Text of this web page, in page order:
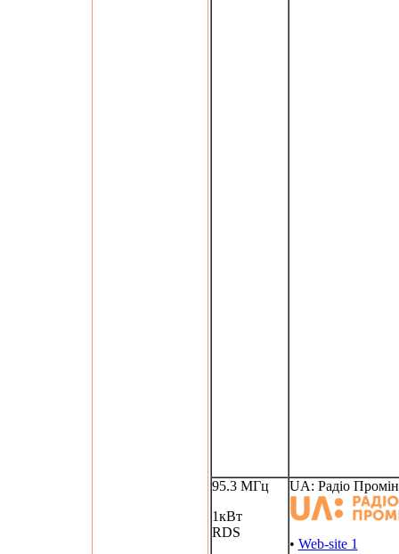
95.3 МГц
1кВт
RDS
UA: Радіо
• Web-site 1